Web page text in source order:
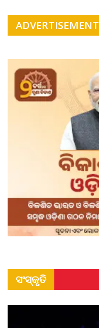
ADVERTISEMENT
ସଂସ୍କୃତି